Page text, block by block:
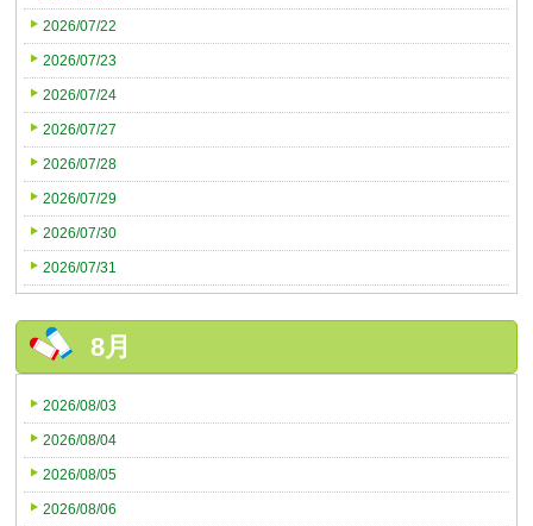
2026/07/22
2026/07/23
2026/07/24
2026/07/27
2026/07/28
2026/07/29
2026/07/30
2026/07/31
8月
2026/08/03
2026/08/04
2026/08/05
2026/08/06